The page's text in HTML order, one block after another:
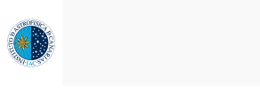
to
main
content